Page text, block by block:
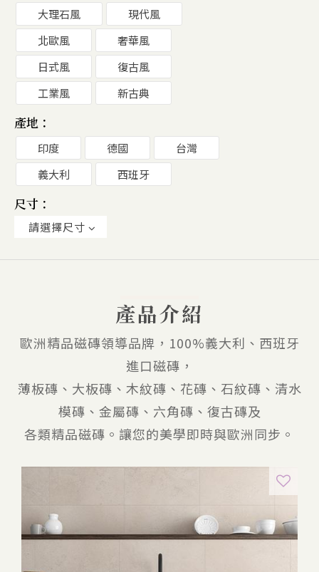
大理石風
現代風
北歐風
奢華風
日式風
復古風
工業風
新古典
產地：
印度 德國
台灣
義大利
西班牙
尺寸：
請選擇尺寸
產品介紹
歐洲精品磁磚領導品牌，100%義大利、西班牙
進口磁磚，
薄板磚、大板磚、木紋磚、花磚、石紋磚、清水
模磚、金屬磚、六角磚、復古磚及
各類精品磁磚。讓您的美學即時與歐洲同步。